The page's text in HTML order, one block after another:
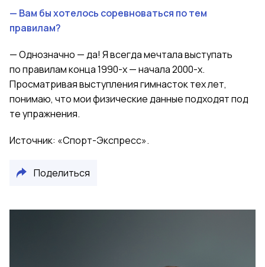
— Вам бы хотелось соревноваться по тем
правилам?
— Однозначно — да! Я всегда мечтала выступать
по правилам конца 1990-х — начала 2000-х.
Просматривая выступления гимнасток тех лет,
понимаю, что мои физические данные подходят под
те упражнения.
Источник: «Спорт-Экспресс».
Поделиться